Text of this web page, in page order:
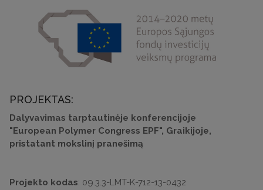
PROJEKTAS:
Dalyvavimas tarptautinėje konferencijoje
"European Polymer Congress EPF", Graikijoje,
pristatant mokslinį pranešimą
Projekto kodas: 09.3.3-LMT-K-712-13-0432